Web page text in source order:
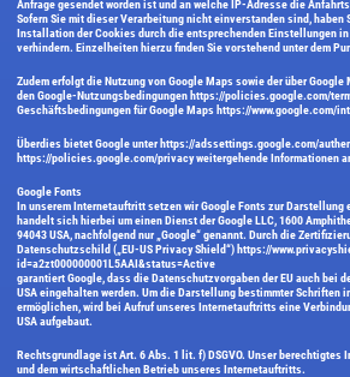
Anfrage gesendet worden ist und an welche IP-Adresse die
Sofern Sie mit dieser Verarbeitung nicht einverstanden sind,
Installation der Cookies durch die entsprechenden Einstellungen
verhindern. Einzelheiten hierzu finden Sie vorstehend unter dem
Zudem erfolgt die Nutzung von Google Maps sowie der über
den Google-Nutzungsbedingungen https://policies.google.com/
Geschäftsbedingungen für Google Maps https://www.google.com/
Überdies bietet Google unter https://adssettings.google.com/
https://policies.google.com/privacy weitergehende Informationen
Google Fonts
In unserem Internetauftritt setzen wir Google Fonts zur Darstellung
handelt sich hierbei um einen Dienst der Google LLC, 1600
94043 USA, nachfolgend nur „Google“ genannt. Durch die
Datenschutzschild („EU-US Privacy Shield“) https://
id=a2zt000000001L5AAI&status=Active
garantiert Google, dass die Datenschutzvorgaben der EU auch bei
USA eingehalten werden. Um die Darstellung bestimmter Schriften
ermöglichen, wird bei Aufruf unseres Internetauftritts eine
USA aufgebaut.
Rechtsgrundlage ist Art. 6 Abs. 1 lit. f) DSGVO. Unser berechtigtes
und dem wirtschaftlichen Betrieb unseres Internetauftritts.